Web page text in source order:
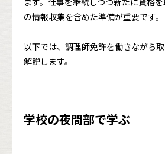
の情報収集を含めた準備が重要です。
以下では、調理師免許を働きながら
解説します。
学校の夜間部で学ぶ